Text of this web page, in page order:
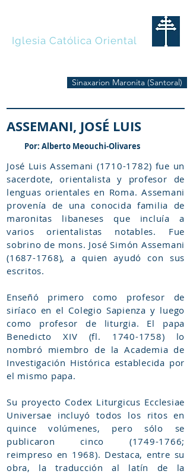
Iglesia Católica Oriental
Sinaxarion Maronita (Santoral)
ASSEMANI, JOSÉ LUIS
Por: Alberto Meouchi-Olivares
José Luis Assemani (1710-1782) fue un
sacerdote, orientalista y profesor de
lenguas orientales en Roma. Assemani
provenía de una conocida familia de
maronitas libaneses que incluía a
varios orientalistas notables. Fue
sobrino de mons. José Simón Assemani
(1687-1768), a quien ayudó con sus
escritos.
Enseñó primero como profesor de
siríaco en el Colegio Sapienza y luego
como profesor de liturgia. El papa
Benedicto XIV (fl. 1740-1758) lo
nombró miembro de la Academia de
Investigación Histórica establecida por
el mismo papa.
Su proyecto Codex Liturgicus Ecclesiae
Universae incluyó todos los ritos en
quince volúmenes, pero sólo se
publicaron cinco (1749-1766;
reimpreso en 1968). Destaca, entre su
obra, la traducción al latín de la